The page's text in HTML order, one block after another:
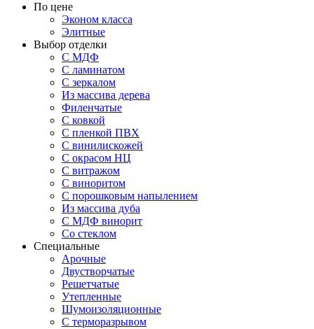
По цене
Эконом класса
Элитные
Выбор отделки
С МДФ
С ламинатом
С зеркалом
Из массива дерева
Филенчатые
С ковкой
С пленкой ПВХ
С винилискожей
С окрасом НЦ
С витражом
С виноритом
С порошковым напылением
Из массива дуба
С МДФ винорит
Со стеклом
Специальные
Арочные
Двустворчатые
Решетчатые
Утепленные
Шумоизоляционные
С терморазрывом